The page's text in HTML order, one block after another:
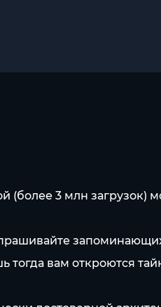
(более 3 млн
вам откроются